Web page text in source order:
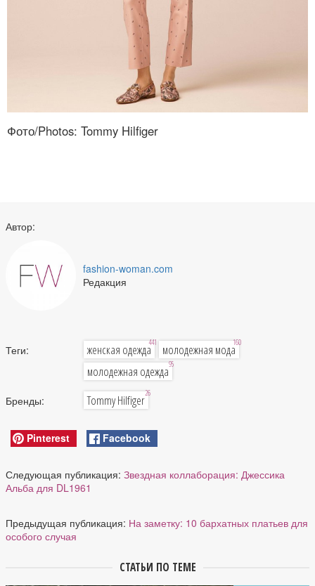
Фото/Photos: Tommy Hilfiger
Автор:
fashion-woman.com
Редакция
Теги: женская одежда441 молодежная мода160
молодежная одежда95
Бренды: Tommy Hilfiger26
Pinterest Facebook
Следующая публикация: Звездная коллаборация: Джессика
Альба для DL1961
Предыдущая публикация: На заметку: 10 бархатных платьев для
особого случая
СТАТЬИ ПО ТЕМЕ